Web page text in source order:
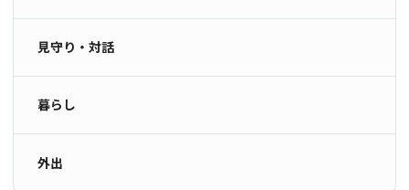
見守り・対話
暮らし
外出